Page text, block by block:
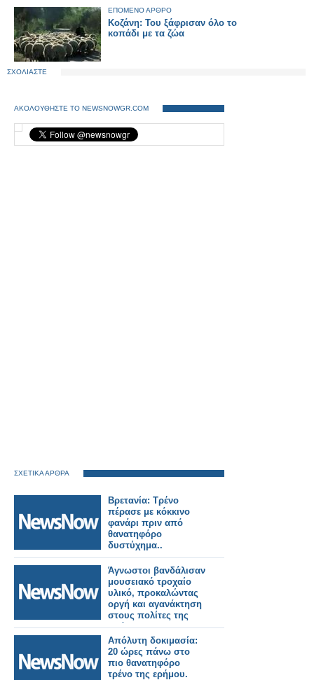
ΕΠΟΜΕΝΟ ΑΡΘΡΟ
Κοζάνη: Του ξάφρισαν όλο το
κοπάδι με τα ζώα
ΣΧΟΛΙΑΣΤΕ
ΑΚΟΛΟΥΘΗΣΤΕ ΤΟ NEWSNOWGR.COM
ΣΧΕΤΙΚΑ ΑΡΘΡΑ
Βρετανία: Τρένο
πέρασε με κόκκινο
φανάρι πριν από
θανατηφόρο
δυστύχημα..
Άγνωστοι βανδάλισαν
μουσειακό τροχαίο
υλικό, προκαλώντας
οργή και αγανάκτηση
στους πολίτες της
Δράμας.
Απόλυτη δοκιμασία:
20 ώρες πάνω στο
πιο θανατηφόρο
τρένο της ερήμου.